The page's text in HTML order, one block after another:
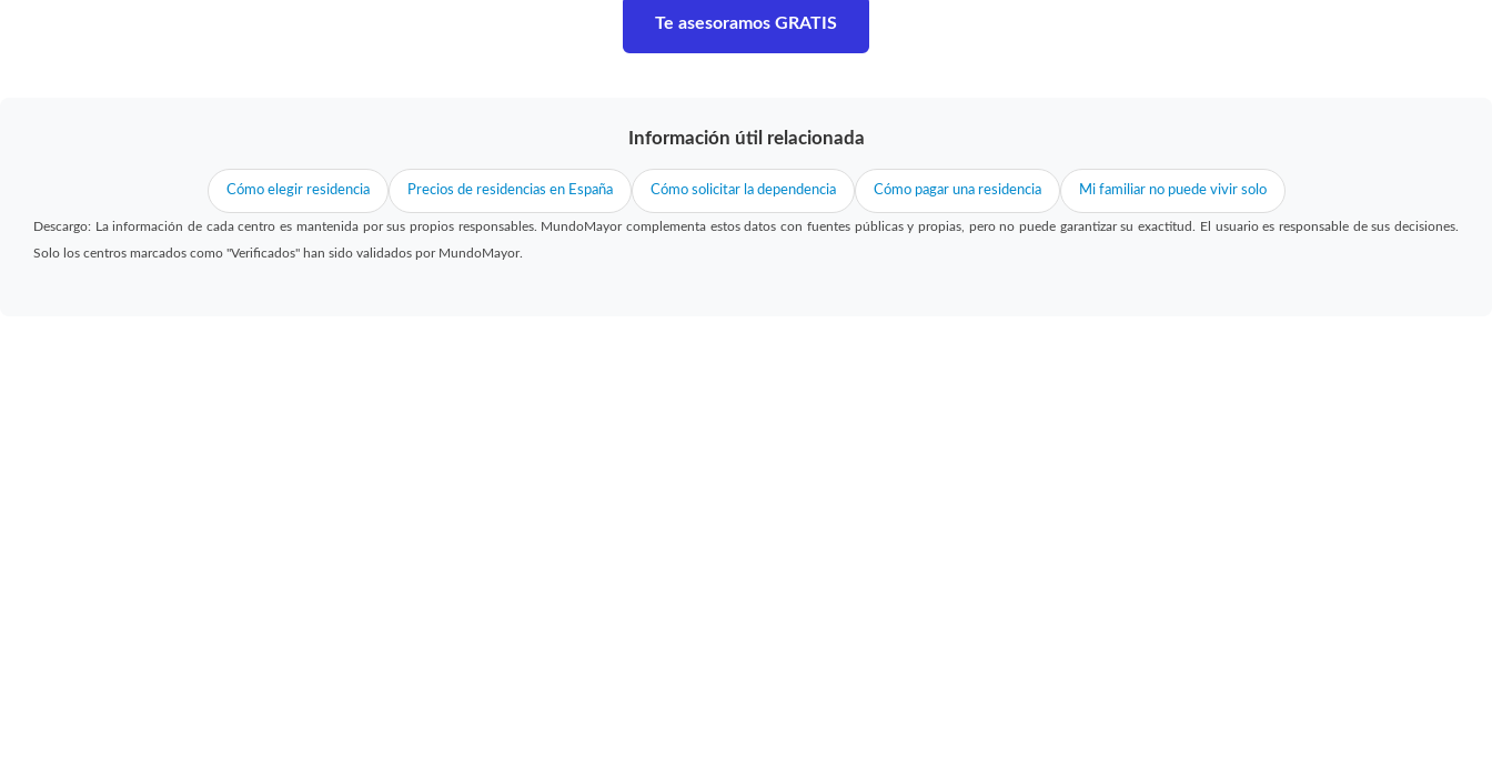
Te asesoramos GRATIS
Información útil relacionada
Cómo elegir residencia Precios de residencias en España Cómo solicitar la dependencia Cómo pagar una residencia Mi familiar no puede vivir solo
Descargo: La información de cada centro es mantenida por sus propios responsables. MundoMayor complementa estos datos con fuentes públicas y propias, pero no puede garantizar su exactitud. El usuario es responsable de sus decisiones.
Solo los centros marcados como "Verificados" han sido validados por MundoMayor.